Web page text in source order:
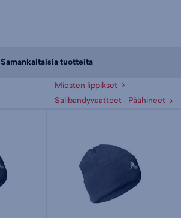
Samankaltaisia tuotteita
Miesten lippikset
Salibandyvaatteet - Päähineet